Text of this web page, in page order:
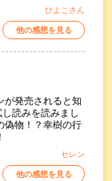
ひよこさん
他の感想を見る
が発売されると知
読みを読みまし
偽物！？幸樹の行
セレン
他の感想を見る